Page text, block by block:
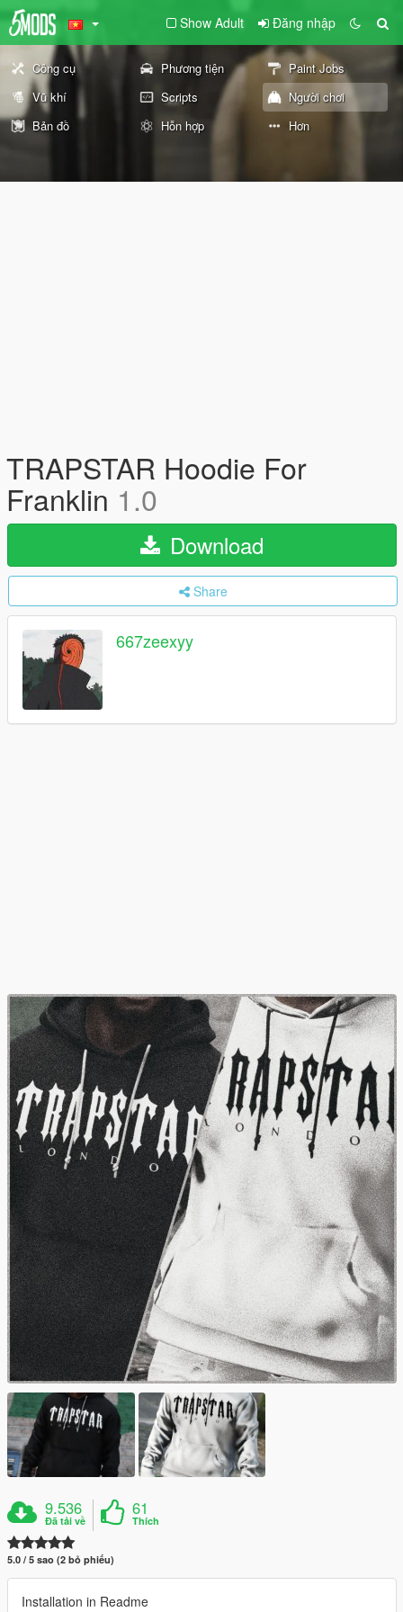
Show Adult Đăng nhập
Công cụ Phương tiện
Paint Jobs
Vũ khí
Scripts
Người chơi
Bản đồ
Hỗn hợp Hơn
TRAPSTAR Hoodie For
Franklin 1.0
Download
Share
667zeexyy
9.536
Đã tải về
61
Thích
5.0 / 5 sao (2 bỏ phiếu)
Installation in Readme